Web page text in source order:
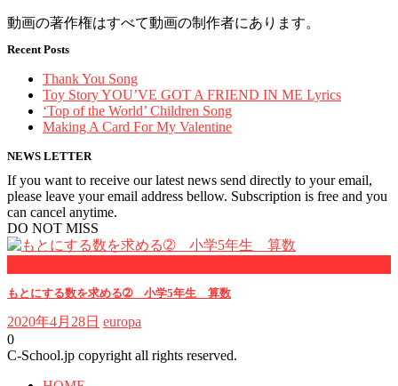
動画の著作権はすべて動画の制作者にあります。
Recent Posts
Thank You Song
Toy Story YOU’VE GOT A FRIEND IN ME Lyrics
‘Top of the World’ Children Song
Making A Card For My Valentine
NEWS LETTER
If you want to receive our latest news send directly to your email,
please leave your email address bellow. Subscription is free and you
can cancel anytime.
DO NOT MISS
もとにする数を求める➁ 小学5年生 算数
2020年4月28日 europa
0
C-School.jp copyright all rights reserved.